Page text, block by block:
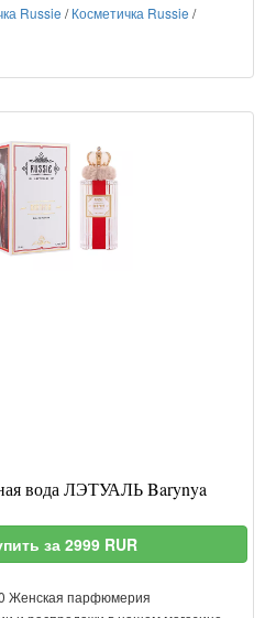
Russie /Косметичка Russie /
вода ЛЭТУАЛЬ Barynya
за 2999 RUR
Женская парфюмерия